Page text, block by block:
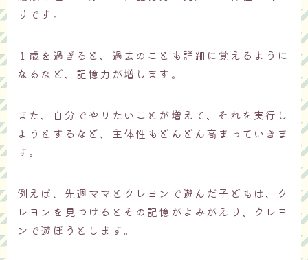
りです。
１歳を過ぎると、過去のことも詳細に覚えるように
なるなど、記憶力が増します。
また、自分でやりたいことが増えて、それを実行し
ようとするなど、主体性もどんどん高まっていきま
す。
例えば、先週ママとクレヨンで遊んだ子どもは、ク
レヨンを見つけるとその記憶がよみがえり、クレヨ
ンで遊ぼうとします。